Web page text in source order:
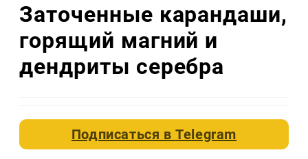
Заточенные карандаши,
горящий магний и
дендриты серебра
Подписаться вTelegram